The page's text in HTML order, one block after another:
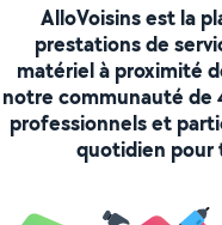
AlloVoisins est la
prestations de
matériel à proximité
notre communauté de
professionnels et
quotidien pour